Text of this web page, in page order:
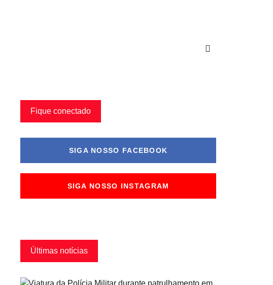
Fique conectado
SIGA NOSSO FACEBOOK
SIGA NOSSO INSTAGRAM
Últimas notícias